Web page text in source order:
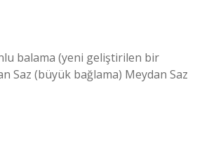
balama (yeni geliştirilen bir
Saz (büyük bağlama) Meydan Saz